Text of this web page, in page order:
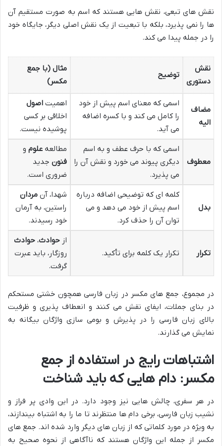
نقش های تبعی، نقش هایی هستند که اسم به صورت مستقیم آن
ها را نمی پذیرد، بلکه با تبعیت از یک نقش اصلی دیگر، جایگاه خود
را در جمله پیدا می کند.
نقش
دستوری
توضیح
مثال (با جمع
مکسر)
مضاف
الیه
اسمی که معنای اسم پیش از خود
را کامل می کند و با کسره اضافه
می آید.
اهمیت اصول
اخلاقی بر کسی
پوشیده نیست.
معطوف
اسمی که با حرف عطف و به اسم
دیگری پیوند می خورد و نقش آن را
می پذیرد.
مطالعه علوم و
فنون جدید
ضروری است.
بدل
کلمه ای که توضیحی اضافه درباره
اسم پیش از خود می دهد و می
توان آن را حذف کرد.
شهدا، آن مردان
راستین، به آرمان
خود رسیدند.
تکرار تکرار یک کلمه برای تأکید.
از حوادث، حوادث
روزگار، باید عبرت
گرفت.
در مجموع، جمع های مکسر در زبان فارسی همچون خشتی مستحکم
در بنای جملات، ایفای نقش می کنند و انعطاف پذیری و ظرفیت
بالای زبان فارسی را در پذیرش و بومی سازی واژگان بیگانه به
نمایش می گذارند.
اشتباهات رایج در استفاده از جمع
مکسر: دام هایی که باید شناخت
در هر سفری، چالش هایی نیز وجود دارد. در این وادی پر فراز و
نشیب زبان فارسی، برخی دام ها منتظرند تا ما را به اشتباه بیندازند،
به ویژه در مورد کلماتی که از زبان های دیگر وارد شده اند. جمع های
مکسر از جمله این واژگان هستند که ناآگاهی از نحوه صحیح به